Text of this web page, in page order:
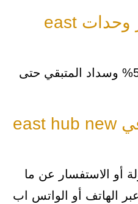
ما هي أنظمة حجز وحدات east
تبدأ أنظمة الدفع بمقدم 5% وسداد المتبقي حتى
كيفية حجز وحدة في east hub new
أو الاستفسار عن ما
الهاتف أو الواتس اب